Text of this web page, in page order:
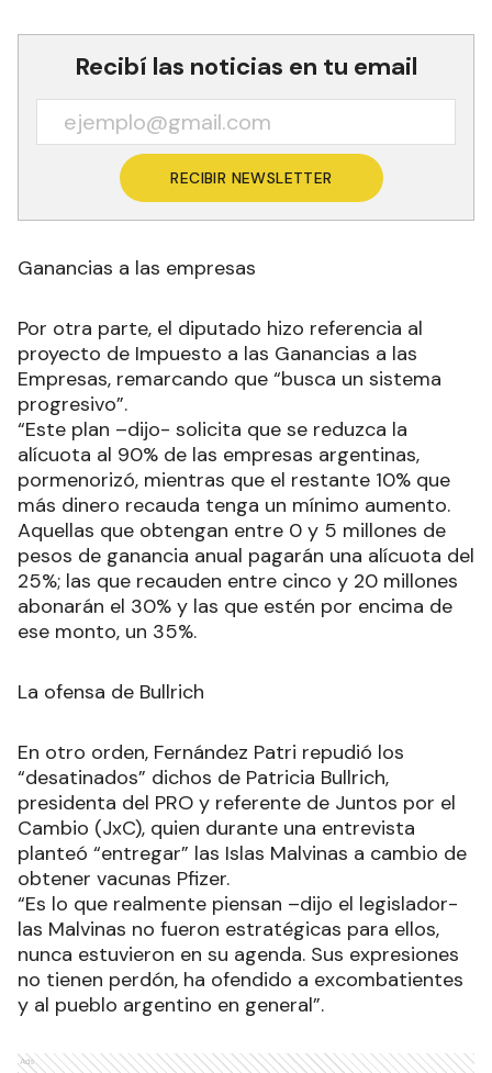
Recibí las noticias en tu email
RECIBIR NEWSLETTER
Ganancias a las empresas
Por otra parte, el diputado hizo referencia al
proyecto de Impuesto a las Ganancias a las
Empresas, remarcando que “busca un sistema
progresivo”.
“Este plan –dijo- solicita que se reduzca la
alícuota al 90% de las empresas argentinas,
pormenorizó, mientras que el restante 10% que
más dinero recauda tenga un mínimo aumento.
Aquellas que obtengan entre 0 y 5 millones de
pesos de ganancia anual pagarán una alícuota del
25%; las que recauden entre cinco y 20 millones
abonarán el 30% y las que estén por encima de
ese monto, un 35%.
La ofensa de Bullrich
En otro orden, Fernández Patri repudió los
“desatinados” dichos de Patricia Bullrich,
presidenta del PRO y referente de Juntos por el
Cambio (JxC), quien durante una entrevista
planteó “entregar” las Islas Malvinas a cambio de
obtener vacunas Pfizer.
“Es lo que realmente piensan –dijo el legislador-
las Malvinas no fueron estratégicas para ellos,
nunca estuvieron en su agenda. Sus expresiones
no tienen perdón, ha ofendido a excombatientes
y al pueblo argentino en general”.
Ads